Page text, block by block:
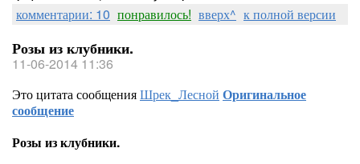
комментарии: 10 понравилось! вверх^ к полной версии
Розы из клубники.
11-06-2014 11:36
Это цитата сообщенияШрек_Лесной Оригинальное
сообщение
Розы из клубники.